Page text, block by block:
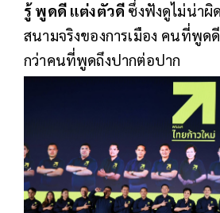
รู้ พูดดี แต่งตัวดี ซึ่งฟังดูไม่น่าผิ
สนามจริงของการเมือง คนที่พูด
กว่าคนที่พูดถึงปากต่อปาก